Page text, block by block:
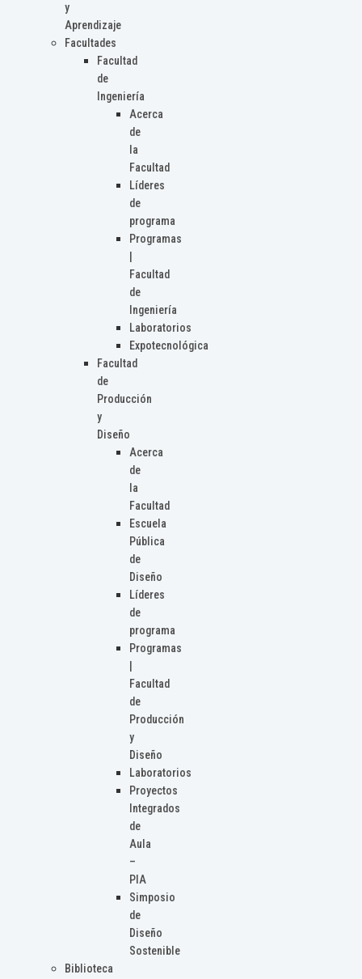
y
Aprendizaje
Facultades
Facultad
de
Ingeniería
Acerca
de
la
Facultad
Líderes
de
programa
Programas
Facultad
de
Ingeniería
Laboratorios
Expotecnológica
Facultad
de
Producción
y
Diseño
Acerca
de
la
Facultad
Escuela
Pública
de
Diseño
Líderes
de
programa
Programas
Facultad
de
Producción
y
Diseño
Laboratorios
Proyectos
Integrados
de
Aula
–
PIA
Simposio
de
Diseño
Sostenible
Biblioteca